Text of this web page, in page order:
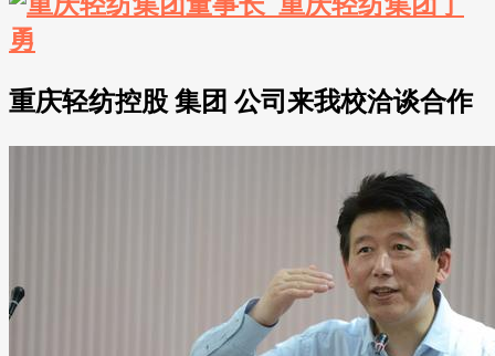
重庆轻纺控股 集团 公司来我校洽谈合作